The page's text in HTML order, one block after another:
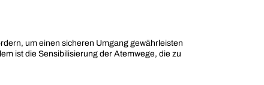
um einen sicheren Umgang gewährleisten
ist die Sensibilisierung der Atemwege, die zu